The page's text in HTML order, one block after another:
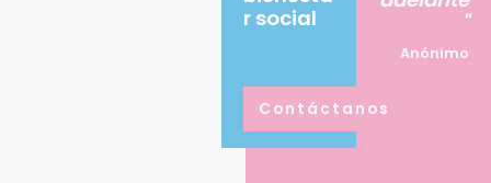
r social
Contáctanos
"
Anónimo